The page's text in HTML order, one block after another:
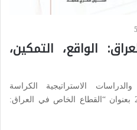
الواقع، التمكين،
الاستراتيجية الكراسة
الاستراتيجية / العدد 30 لسنة 2025 بعنوان “القطاع الخاص في العراق: